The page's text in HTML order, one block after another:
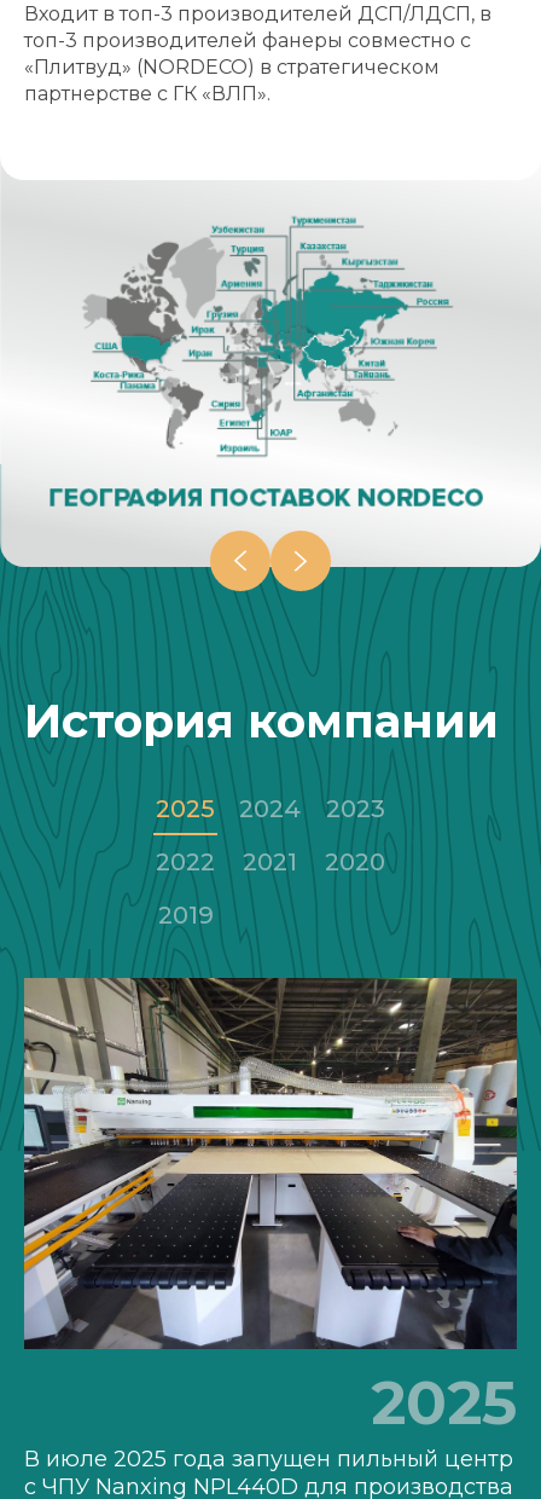
Входит в топ-3 производителей ДСП/ЛДСП, в
топ-3 производителей фанеры совместно с
«Плитвуд» (NORDECO) в стратегическом
партнерстве с ГК «ВЛП».
История компании
2025 2024
2023
2022
2021
2020
2019
В июле 2025 года запущен пильный центр
с ЧПУ Nanxing NPL440D для производства
2025